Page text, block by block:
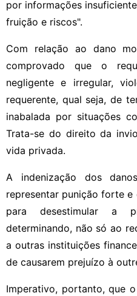
por informações
fruição e riscos".
Com relação ao dano
comprovado que o
negligente e irregular,
requerente, qual seja, de
inabalada por situações
Trata-se do direito da
vida privada.
A indenização dos
representar punição forte
para desestimular a
determinando, não só ao
a outras instituições
de causarem prejuízo à
Imperativo, portanto, que